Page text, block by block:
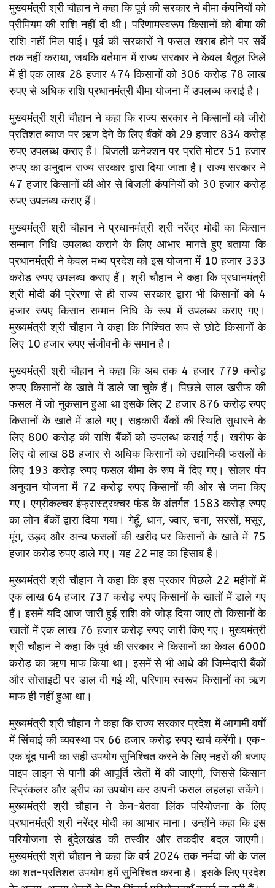
मुख्यमंत्री श्री चौहान ने कहा कि पूर्व की सरकार ने बीमा कंपनियों को
प्रीमियम की राशि नहीं दी थी। परिणामस्वरूप किसानों को बीमा की
राशि नहीं मिल पाई। पूर्व की सरकारों ने फसल खराब होने पर सर्वे
तक नहीं कराया, जबकि वर्तमान में राज्य सरकार ने केवल बैतूल जिले
में ही एक लाख 28 हजार 474 किसानों को 306 करोड़ 78 लाख
रुपए से अधिक राशि प्रधानमंत्री बीमा योजना में उपलब्ध कराई है।
मुख्यमंत्री श्री चौहान ने कहा कि राज्य सरकार ने किसानों को जीरो
प्रतिशत ब्याज पर ऋण देने के लिए बैंकों को 29 हजार 834 करोड़
रुपए उपलब्ध कराए हैं। बिजली कनेक्शन पर प्रति मोटर 51 हजार
रुपए का अनुदान राज्य सरकार द्वारा दिया जाता है। राज्य सरकार ने
47 हजार किसानों की ओर से बिजली कंपनियों को 30 हजार करोड़
रुपए उपलब्ध कराए हैं।
मुख्यमंत्री श्री चौहान ने प्रधानमंत्री श्री नरेंद्र मोदी का किसान
सम्मान निधि उपलब्ध कराने के लिए आभार मानते हुए बताया कि
प्रधानमंत्री ने केवल मध्य प्रदेश को इस योजना में 10 हजार 333
करोड़ रुपए उपलब्ध कराए हैं। श्री चौहान ने कहा कि प्रधानमंत्री
श्री मोदी की प्रेरणा से ही राज्य सरकार द्वारा भी किसानों को 4
हजार रुपए किसान सम्मान निधि के रूप में उपलब्ध कराए गए।
मुख्यमंत्री श्री चौहान ने कहा कि निश्चित रूप से छोटे किसानों के
लिए 10 हजार रुपए संजीवनी के समान है।
मुख्यमंत्री श्री चौहान ने कहा कि अब तक 4 हजार 779 करोड़
रुपए किसानों के खाते में डाले जा चुके हैं। पिछले साल खरीफ की
फसल में जो नुकसान हुआ था इसके लिए 2 हजार 876 करोड़ रुपए
किसानों के खाते में डाले गए। सहकारी बैंकों की स्थिति सुधारने के
लिए 800 करोड़ की राशि बैंकों को उपलब्ध कराई गई। खरीफ के
लिए दो लाख 88 हजार से अधिक किसानों को उद्यानिकी फसलों के
लिए 193 करोड़ रुपए फसल बीमा के रूप में दिए गए। सोलर पंप
अनुदान योजना में 72 करोड़ रुपए किसानों की ओर से जमा किए
गए। एग्रीकल्चर इंफ्रास्ट्रक्चर फंड के अंतर्गत 1583 करोड़ रुपए
का लोन बैंकों द्वारा दिया गया। गेहूँ, धान, ज्वार, चना, सरसों, मसूर,
मूंग, उड़द और अन्य फसलों की खरीद पर किसानों के खाते में 75
हजार करोड़ रुपए डाले गए। यह 22 माह का हिसाब है।
मुख्यमंत्री श्री चौहान ने कहा कि इस प्रकार पिछले 22 महीनों में
एक लाख 64 हजार 737 करोड़ रुपए किसानों के खातों में डाले गए
हैं। इसमें यदि आज जारी हुई राशि को जोड़ दिया जाए तो किसानों के
खातों में एक लाख 76 हजार करोड़ रुपए जारी किए गए। मुख्यमंत्री
श्री चौहान ने कहा कि पूर्व की सरकार ने किसानों का केवल 6000
करोड़ का ऋण माफ किया था। इसमें से भी आधे की जिम्मेदारी बैंकों
और सोसाइटी पर डाल दी गई थी, परिणाम स्वरूप किसानों का ऋण
माफ ही नहीं हुआ था।
मुख्यमंत्री श्री चौहान ने कहा कि राज्य सरकार प्रदेश में आगामी वर्षों
में सिंचाई की व्यवस्था पर 66 हजार करोड़ रुपए खर्च करेंगी। एक-
एक बूंद पानी का सही उपयोग सुनिश्चित करने के लिए नहरों की बजाए
पाइप लाइन से पानी की आपूर्ति खेतों में की जाएगी, जिससे किसान
स्प्रिंकलर और ड्रीप का उपयोग कर अपनी फसल लहलहा सकेंगे।
मुख्यमंत्री श्री चौहान ने केन-बेतवा लिंक परियोजना के लिए
प्रधानमंत्री श्री नरेंद्र मोदी का आभार माना। उन्होंने कहा कि इस
परियोजना से बुंदेलखंड की तस्वीर और तकदीर बदल जाएगी।
मुख्यमंत्री श्री चौहान ने कहा कि वर्ष 2024 तक नर्मदा जी के जल
का शत-प्रतिशत उपयोग हमें सुनिश्चित करना है। इसके लिए प्रदेश